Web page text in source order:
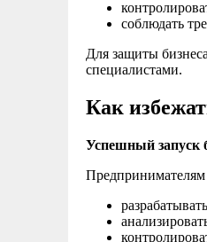
соблюдать
Для защиты
специалистами.
Как
Успешный запуск
Предпринимателям